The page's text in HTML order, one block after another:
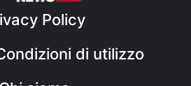
Policy
di utilizzo